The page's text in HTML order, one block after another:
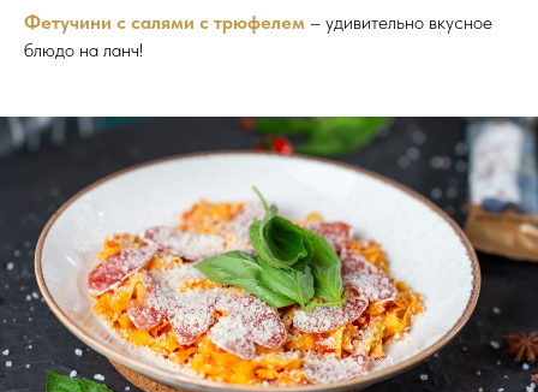
Фетучини с салями с трюфелем – удивительно вкусное
блюдо на ланч!